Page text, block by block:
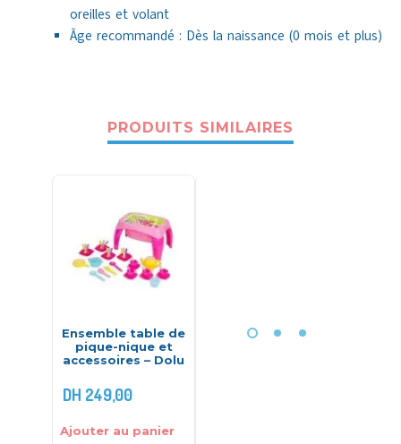
oreilles et volant
Âge recommandé : Dès la naissance (0 mois et plus)
PRODUITS SIMILAIRES
Ensemble table de
pique-nique et
accessoires – Dolu
DH 249,00
Ajouter au panier
Tapis d’éveil 36